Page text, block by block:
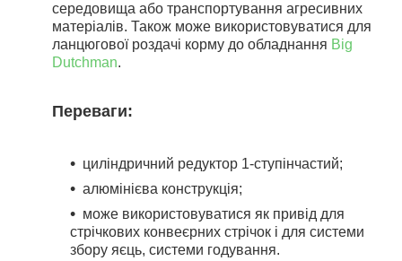
середовища або транспортування агресивних
матеріалів. Також може використовуватися для
ланцюгової роздачі корму до обладнання Big
Dutchman.
Переваги:
циліндричний редуктор 1-ступінчастий;
алюмінієва конструкція;
може використовуватися як привід для
стрічкових конвеєрних стрічок і для системи
збору яєць, системи годування.